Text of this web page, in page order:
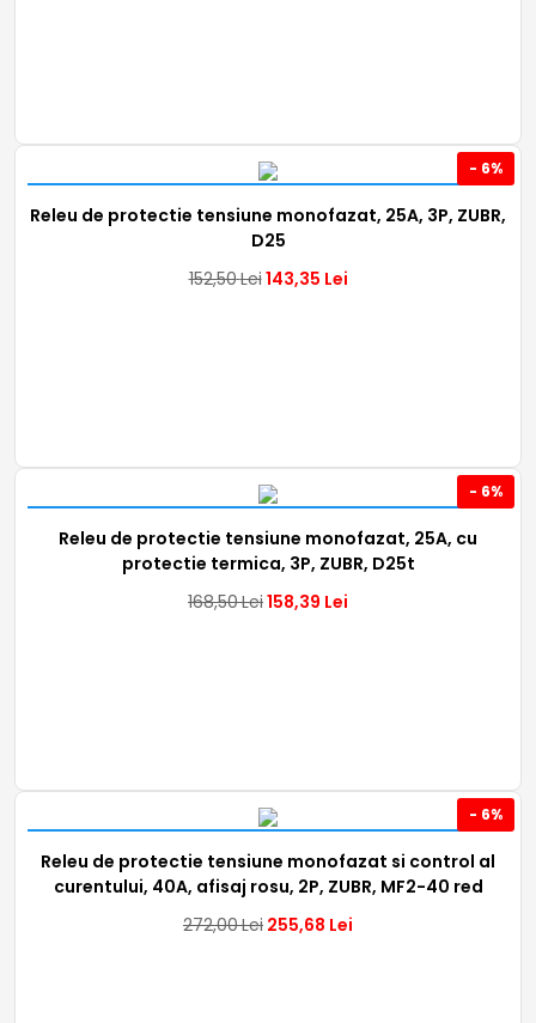
- 6%
Releu de protectie tensiune monofazat, 25A, 3P, ZUBR,
D25
152,50Lei143,35 Lei
- 6%
Releu de protectie tensiune monofazat, 25A, cu
protectie termica, 3P, ZUBR, D25t
168,50Lei158,39 Lei
- 6%
Releu de protectie tensiune monofazat si control al
curentului, 40A, afisaj rosu, 2P, ZUBR, MF2-40 red
272,00Lei 255,68 Lei